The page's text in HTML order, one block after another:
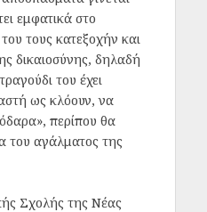
εμφατικά στο
τους κατεξοχήν και
δικαιοσύνης, δηλαδή
του έχει
ως κλόουν, να
περίπου θα
του αγάλματος της
Σχολής της Νέας